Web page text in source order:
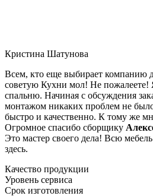
Кристина Шатунова
Всем, кто еще выбирает компанию
советую Кухни мол! Не пожалеете!
спальню. Начиная с обсуждения
монтажом никаких проблем не
быстро и качественно. К тому же
Огромное спасибо сборщику
Это мастер своего дела! Всю мебель
здесь.
Качество продукции
Уровень сервиса
Срок изготовления